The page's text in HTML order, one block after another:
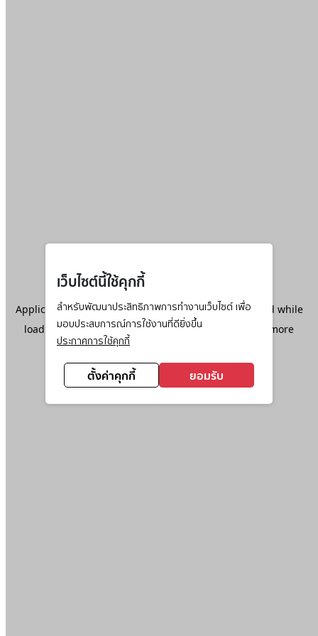
เว็บไซต์นี้ใช้คุกกี้
สำหรับพัฒนาประสิทธิภาพการทำงานเว็บไซต์ เพื่อ
มอบประสบการณ์การใช้งานที่ดียิ่งขึ้น
ประกาศการใช้คุกกี้
ตั้งค่าคุกกี้ ยอมรับ
Application error: aclient-side exception has occurred while
loadingwww.ktc.co.th(see the browser console
for more
information).